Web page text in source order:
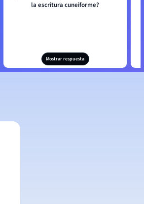
la escritura cuneiforme?
Mostrar respuesta